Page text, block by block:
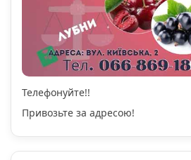
Телефонуйте!!
Привозьте за адресою!